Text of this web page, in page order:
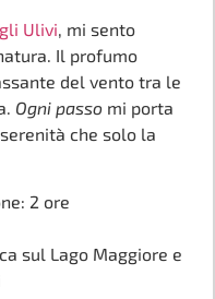
Ulivi, mi sento
Il profumo
del vento tra le
Ogni passo mi porta
che solo la
2 ore
sul Lago Maggiore e